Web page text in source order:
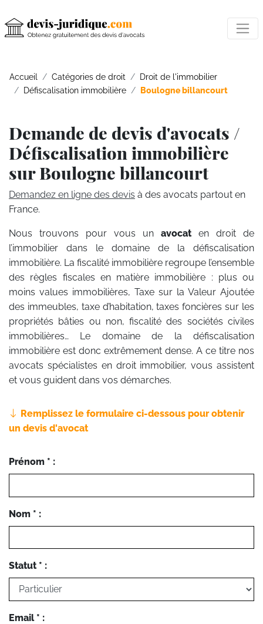
Accueil Catégories de droit
Droit de l'immobilier
Défiscalisation immobilière
Boulogne billancourt
Demande de devis d'avocats /
Défiscalisation immobilière
sur Boulogne billancourt
Demandez en ligne des devis à des avocats partout en
France.
Nous trouvons pour vous un avocat en droit de
l’immobilier dans le domaine de la défiscalisation
immobilière. La fiscalité immobilière regroupe l’ensemble
des règles fiscales en matière immobilière : plus ou
moins values immobilières, Taxe sur la Valeur Ajoutée
des immeubles, taxe d’habitation, taxes foncières sur les
propriétés bâties ou non, fiscalité des sociétés civiles
immobilières… Le domaine de la défiscalisation
immobilière est donc extrêmement dense. A ce titre nos
avocats spécialistes en droit immobilier, vous assistent
et vous guident dans vos démarches.
Remplissez le formulaire ci-dessous pour obtenir
un devis d'avocat
Prénom * :
Nom * :
Statut * :
Email * :